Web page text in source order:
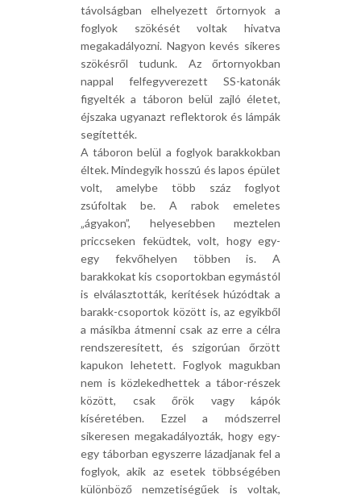
távolságban elhelyezett őrtornyok a
foglyok szökését voltak hivatva
megakadályozni. Nagyon kevés sikeres
szökésről tudunk. Az őrtornyokban
nappal felfegyverezett SS-katonák
figyelték a táboron belül zajló életet,
éjszaka ugyanazt reflektorok és lámpák
segítették.
A táboron belül a foglyok barakkokban
éltek. Mindegyik hosszú és lapos épület
volt, amelybe több száz foglyot
zsúfoltak be. A rabok emeletes
„ágyakon”, helyesebben meztelen
priccseken feküdtek, volt, hogy egy-
egy fekvőhelyen többen is. A
barakkokat kis csoportokban egymástól
is elválasztották, kerítések húzódtak a
barakk-csoportok között is, az egyikből
a másikba átmenni csak az erre a célra
rendszeresített, és szigorúan őrzött
kapukon lehetett. Foglyok magukban
nem is közlekedhettek a tábor-részek
között, csak őrök vagy kápók
kíséretében. Ezzel a módszerrel
sikeresen megakadályozták, hogy egy-
egy táborban egyszerre lázadjanak fel a
foglyok, akik az esetek többségében
különböző nemzetiségűek is voltak,